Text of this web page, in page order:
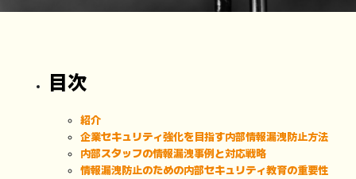
目次
紹介
企業セキュリティ強化を目指す内部情報漏洩防止方法
内部スタッフの情報漏洩事例と対応戦略
情報漏洩防止のための内部セキュリティ教育の重要性